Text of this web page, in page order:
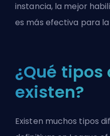
instancia, la mejor
es más efectiva para
¿Qué tipos
existen?
Existen muchos tipos